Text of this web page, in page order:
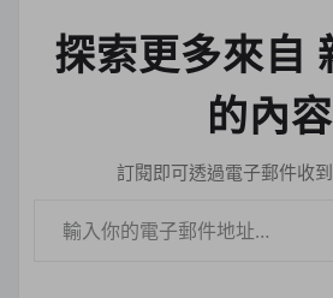
探索更多來自
的內容
訂閱即可透過電子郵件收